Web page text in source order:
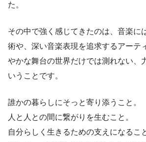
た。
その中で強く感じてきたのは、音楽に
術や、深い音楽表現を追求するアーテ
やかな舞台の世界だけでは測れない、
いうことです。
誰かの暮らしにそっと寄り添うこと。
人と人との間に繋がりを生むこと。
自分らしく生きるための支えになるこ